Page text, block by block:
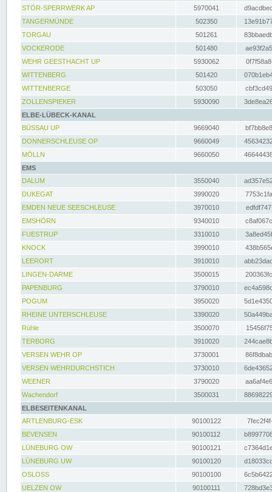
STÖR-SPERRWERK AP 5970041
TANGERMÜNDE
502350
TORGAU
501261
VOCKERODE
501480
WEHR GEESTHACHT UP
5930062
WITTENBERG
501420
WITTENBERGE
503050
ZOLLENSPIEKER
5930090
ELBE-LÜBECK-KANAL
BÜSSAU UP
9669040
DONNERSCHLEUSE OP
9660049
MÖLLN
9660050
EMS
DALUM
3550040
DUKEGAT
3990020
EMDEN NEUE SEESCHLEUSE
3970010
EMSHÖRN
9340010
FUESTRUP
3310010
KNOCK
3990010
LEERORT
3910010
LINGEN-DARME
3500015
PAPENBURG
3790010
POGUM
3950020
RHEINE UNTERSCHLEUSE
3390020
Rühle
3500070
TERBORG
3910020
VERSEN WEHR OP
3730001
VERSEN WEHRDURCHSTICH
3730010
WEENER
3790020
Wachendorf
3500031
ELBESEITENKANAL
ARTLENBURG-ESK
90100122
BEVENSEN
90100112
LÜNEBURG OW
90100121
LÜNEBURG UW
90100120
OSLOSS
90100100
UELZEN OW
90100111